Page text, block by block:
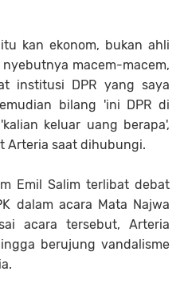
kan ekonom, bukan ahli
macem-macem,
institusi DPR yang saya
bilang 'ini DPR di
keluar uang berapa',
Arteria saat dihubungi.
Emil Salim terlibat debat
dalam acara Mata Najwa
acara tersebut, Arteria
berujung vandalisme